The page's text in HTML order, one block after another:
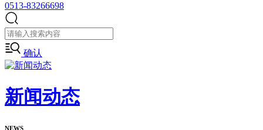
0513-83266698
确认
新闻动态
NEWS